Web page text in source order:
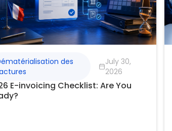
des
July 30,
2026
E-invoicing Checklist: Are You